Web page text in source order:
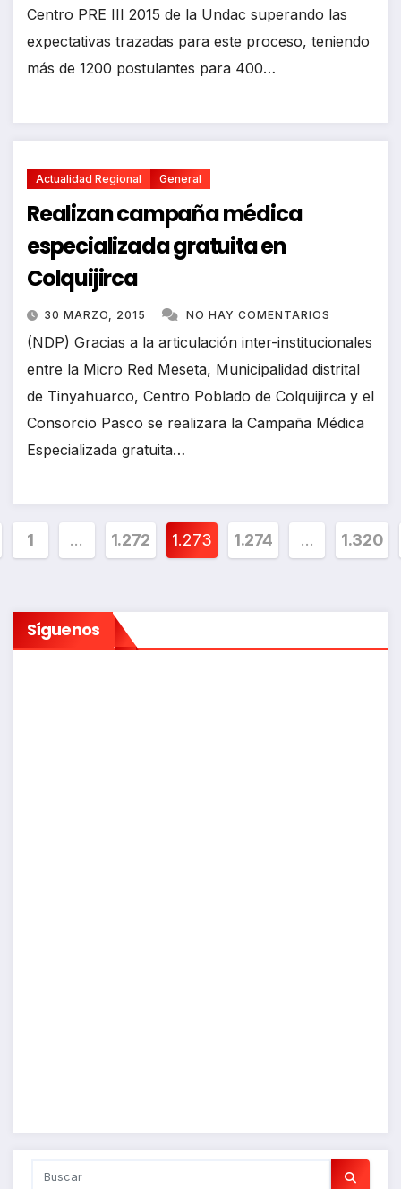
Centro PRE III 2015 de la Undac superando las
expectativas trazadas para este proceso, teniendo
más de 1200 postulantes para 400…
Actualidad Regional General
Realizan campaña médica
especializada gratuita en
Colquijirca
30 MARZO, 2015 NO HAY COMENTARIOS
(NDP) Gracias a la articulación inter-institucionales
entre la Micro Red Meseta, Municipalidad distrital
de Tinyahuarco, Centro Poblado de Colquijirca y el
Consorcio Pasco se realizara la Campaña Médica
Especializada gratuita…
1 … 1.272 1.273 1.274 … 1.320
Síguenos